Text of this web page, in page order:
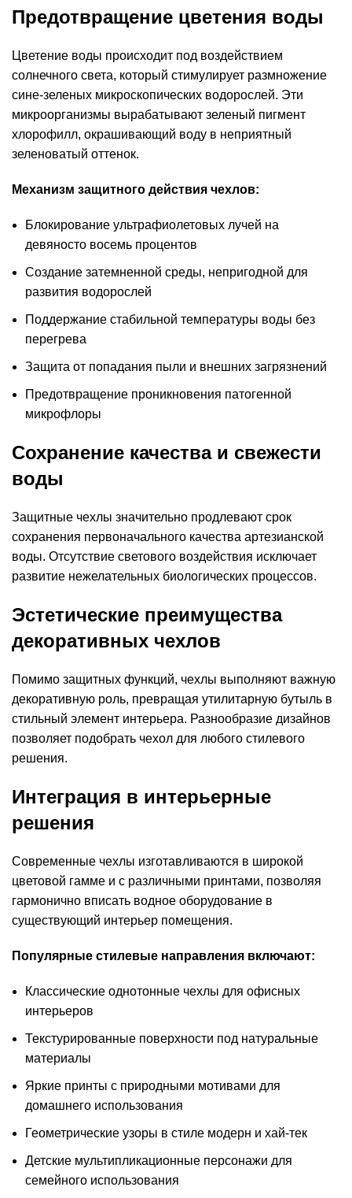
Предотвращение цветения воды
Цветение воды происходит под воздействием
солнечного света, который стимулирует размножение
сине-зеленых микроскопических водорослей. Эти
микроорганизмы вырабатывают зеленый пигмент
хлорофилл, окрашивающий воду в неприятный
зеленоватый оттенок.
Механизм защитного действия чехлов:
Блокирование ультрафиолетовых лучей на
девяносто восемь процентов
Создание затемненной среды, непригодной для
развития водорослей
Поддержание стабильной температуры воды без
перегрева
Защита от попадания пыли и внешних загрязнений
Предотвращение проникновения патогенной
микрофлоры
Сохранение качества и свежести
воды
Защитные чехлы значительно продлевают срок
сохранения первоначального качества артезианской
воды. Отсутствие светового воздействия исключает
развитие нежелательных биологических процессов.
Эстетические преимущества
декоративных чехлов
Помимо защитных функций, чехлы выполняют важную
декоративную роль, превращая утилитарную бутыль в
стильный элемент интерьера. Разнообразие дизайнов
позволяет подобрать чехол для любого стилевого
решения.
Интеграция в интерьерные
решения
Современные чехлы изготавливаются в широкой
цветовой гамме и с различными принтами, позволяя
гармонично вписать водное оборудование в
существующий интерьер помещения.
Популярные стилевые направления включают:
Классические однотонные чехлы для офисных
интерьеров
Текстурированные поверхности под натуральные
материалы
Яркие принты с природными мотивами для
домашнего использования
Геометрические узоры в стиле модерн и хай-тек
Детские мультипликационные персонажи для
семейного использования